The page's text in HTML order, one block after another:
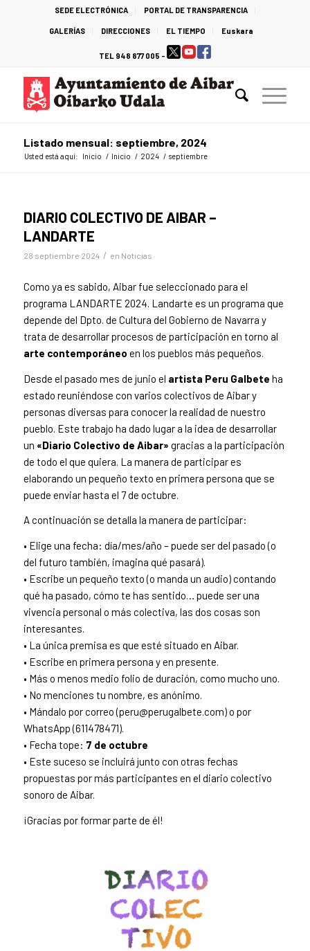
SEDE ELECTRÓNICA PORTAL DE TRANSPARENCIA
GALERÍAS DIRECCIONES EL TIEMPO Euskara
TEL 948 877 005 -
Listado mensual: septiembre, 2024
Usted está aquí: Inicio / Inicio / 2024 / septiembre
DIARIO COLECTIVO DE AIBAR –
LANDARTE
28 septiembre 2024 / en Noticias
Como ya es sabido, Aibar fue seleccionado para el
programa LANDARTE 2024. Landarte es un programa que
depende del Dpto. de Cultura del Gobierno de Navarra y
trata de desarrollar procesos de participación en torno al
arte contemporáneo en los pueblos más pequeños.
Desde el pasado mes de junio el artista Peru Galbete ha
estado reuniéndose con varios colectivos de Aibar y
personas diversas para conocer la realidad de nuestro
pueblo. Este trabajo ha dado lugar a la idea de desarrollar
un «Diario Colectivo de Aibar» gracias a la participación
de todo el que quiera. La manera de participar es
elaborando un pequeño texto en primera persona que se
puede enviar hasta el 7 de octubre.
A continuación se detalla la manera de participar:
• Elige una fecha: día/mes/año – puede ser del pasado (o
del futuro también, imagina qué pasará).
• Escribe un pequeño texto (o manda un audio) contando
qué ha pasado, cómo te has sentido… puede ser una
vivencia personal o más colectiva, las dos cosas son
interesantes.
• La única premisa es que esté situado en Aibar.
• Escribe en primera persona y en presente.
• Más o menos medio folio de duración, como mucho uno.
• No menciones tu nombre, es anónimo.
• Mándalo por correo (peru@perugalbete.com) o por
WhatsApp (611478471).
• Fecha tope: 7 de octubre
• Este suceso se incluirá junto con otras fechas
propuestas por más participantes en el diario colectivo
sonoro de Aibar.
¡Gracias por formar parte de él!